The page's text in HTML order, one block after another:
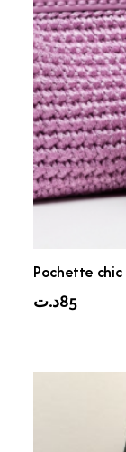
Pochette
85د.ت